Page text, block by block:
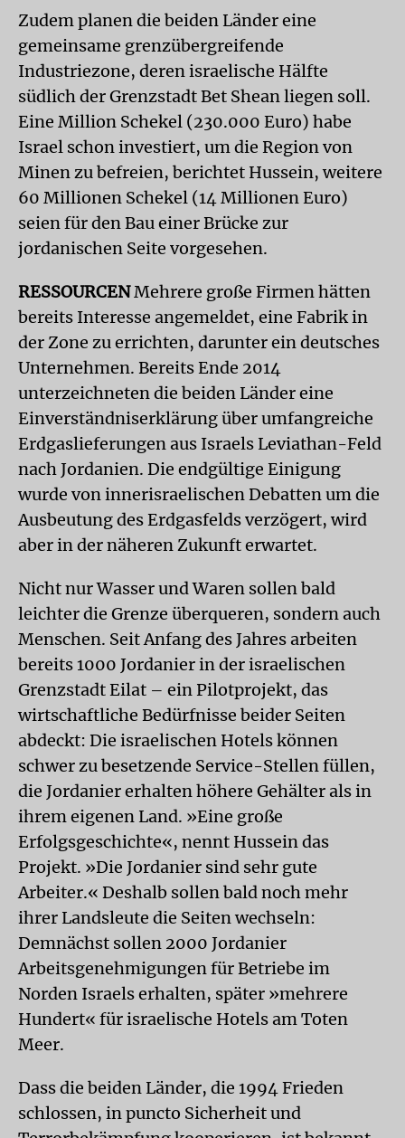
Zudem planen die beiden Länder eine
gemeinsame grenzübergreifende
Industriezone, deren israelische Hälfte
südlich der Grenzstadt Bet Shean liegen soll.
Eine Million Schekel (230.000 Euro) habe
Israel schon investiert, um die Region von
Minen zu befreien, berichtet Hussein, weitere
60 Millionen Schekel (14 Millionen Euro)
seien für den Bau einer Brücke zur
jordanischen Seite vorgesehen.
RESSOURCENMehrere große Firmen hätten
bereits Interesse angemeldet, eine Fabrik in
der Zone zu errichten, darunter ein deutsches
Unternehmen. Bereits Ende 2014
unterzeichneten die beiden Länder eine
Einverständniserklärung über umfangreiche
Erdgaslieferungen aus Israels Leviathan-Feld
nach Jordanien. Die endgültige Einigung
wurde von innerisraelischen Debatten um die
Ausbeutung des Erdgasfelds verzögert, wird
aber in der näheren Zukunft erwartet.
Nicht nur Wasser und Waren sollen bald
leichter die Grenze überqueren, sondern auch
Menschen. Seit Anfang des Jahres arbeiten
bereits 1000 Jordanier in der israelischen
Grenzstadt Eilat – ein Pilotprojekt, das
wirtschaftliche Bedürfnisse beider Seiten
abdeckt: Die israelischen Hotels können
schwer zu besetzende Service-Stellen füllen,
die Jordanier erhalten höhere Gehälter als in
ihrem eigenen Land. »Eine große
Erfolgsgeschichte«, nennt Hussein das
Projekt. »Die Jordanier sind sehr gute
Arbeiter.« Deshalb sollen bald noch mehr
ihrer Landsleute die Seiten wechseln:
Demnächst sollen 2000 Jordanier
Arbeitsgenehmigungen für Betriebe im
Norden Israels erhalten, später »mehrere
Hundert« für israelische Hotels am Toten
Meer.
Dass die beiden Länder, die 1994 Frieden
schlossen, in puncto Sicherheit und